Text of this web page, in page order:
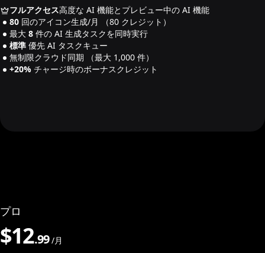
フルアクセス高度な AI 機能とプレビュー中の AI 機能
80 回のアイコン生成/月
（80 クレジット）
最大 8 件の AI 生成タスクを同時実行
標準 優先 AI タスクキュー
無制限クラウド同期
（最大 1,000 件）
+20% チャージ時のボーナスクレジット
プロ
$12.99 /月